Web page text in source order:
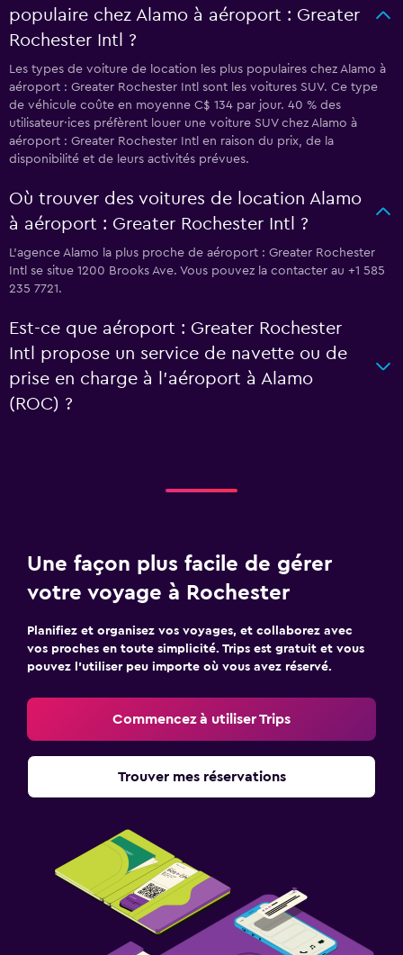
populaire chez Alamo à aéroport : Greater
Rochester Intl ?
Les types de voiture de location les plus populaires chez Alamo à
aéroport : Greater Rochester Intl sont les voitures SUV. Ce type
de véhicule coûte en moyenne C$ 134 par jour. 40 % des
utilisateur·ices préfèrent louer une voiture SUV chez Alamo à
aéroport : Greater Rochester Intl en raison du prix, de la
disponibilité et de leurs activités prévues.
Où trouver des voitures de location Alamo
à aéroport : Greater Rochester Intl ?
L’agence Alamo la plus proche de aéroport : Greater Rochester
Intl se situe 1200 Brooks Ave. Vous pouvez la contacter au +1 585
235 7721.
Est-ce que aéroport : Greater Rochester
Intl propose un service de navette ou de
prise en charge à l’aéroport à Alamo
(ROC) ?
Une façon plus facile de gérer
votre voyage à Rochester
Planifiez et organisez vos voyages, et collaborez avec
vos proches en toute simplicité. Trips est gratuit et vous
pouvez l’utiliser peu importe où vous avez réservé.
Commencez à utiliser Trips
Trouver mes réservations